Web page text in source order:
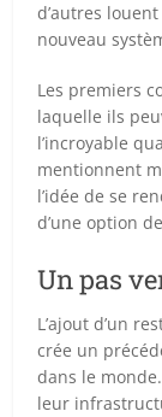
d’autres
nouveau
Les premiers
laquelle ils
l’incroyable
mentionnent
l’idée de se
d’une option
Un pas
L’ajout d’un
crée un
dans le
leur